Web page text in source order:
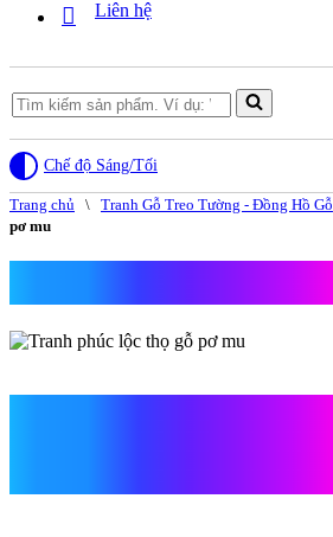
Liên hệ
Search
for...
Chế độ Sáng/Tối
Trang chủ \ Tranh Gỗ Treo Tường - Đồng Hồ Gỗ
pơ mu